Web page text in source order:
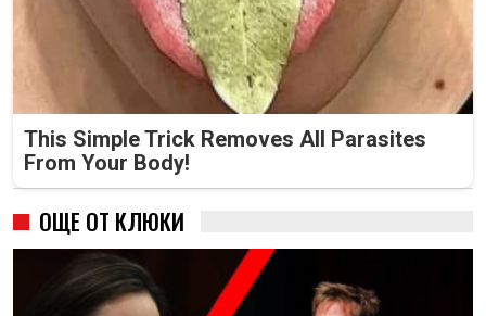
This Simple Trick Removes All Parasites
From Your Body!
ОЩЕ ОТ КЛЮКИ